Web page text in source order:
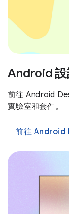
Android 設
前往 Android
實驗室和套件。
前往 Android